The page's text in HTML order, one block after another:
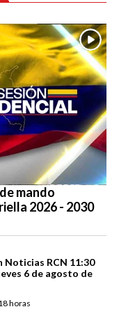
mando
2026 - 2030
Noticias RCN 11:30
6 de agosto de
horas